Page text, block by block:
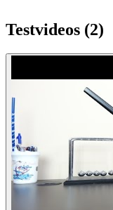
Testvideos (2)